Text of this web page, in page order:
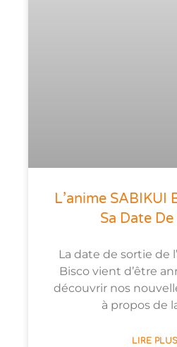
L’anime SABIKUI
Sa Date
La date de sortie de
Bisco vient d’être
découvrir nos
à propos de
LIRE